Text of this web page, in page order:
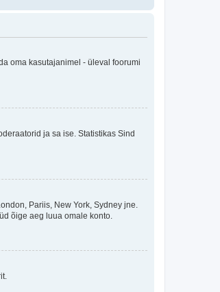
oma kasutajanimel - üleval foorumi
ja sa ise. Statistikas Sind
Pariis, New York, Sydney jne.
õige aeg luua omale konto.